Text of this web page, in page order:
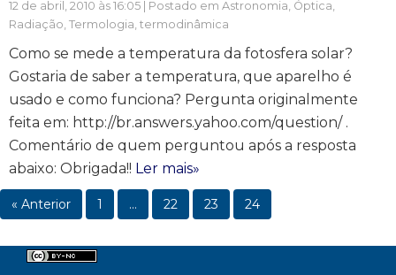
12 de abril, 2010 às 16:05 | Postado em Astronomia, Óptica,
Radiação, Termologia, termodinâmica
Como se mede a temperatura da fotosfera solar?
Gostaria de saber a temperatura, que aparelho é
usado e como funciona? Pergunta originalmente
feita em: http://br.answers.yahoo.com/question/ .
Comentário de quem perguntou após a resposta
abaixo: Obrigada!! Ler mais»
« Anterior 1 … 22 23 24